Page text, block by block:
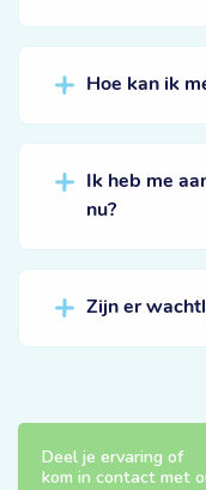
Hoe kan ik
Ik heb me
nu?
Zijn er
Deel je ervaring of
kom in contact met